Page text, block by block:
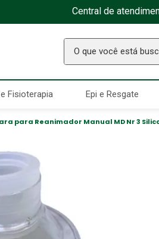
Central de
O que você está
Fisioterapia Epi e Resgate
para Reanimador Manual MD Nr 3
TERMOS MAIS
Seringa Insulina
2º Fralda Geriatrica
7